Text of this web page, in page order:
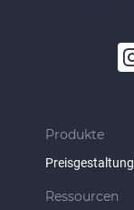
Produkte
Preisgestaltung
Ressourcen